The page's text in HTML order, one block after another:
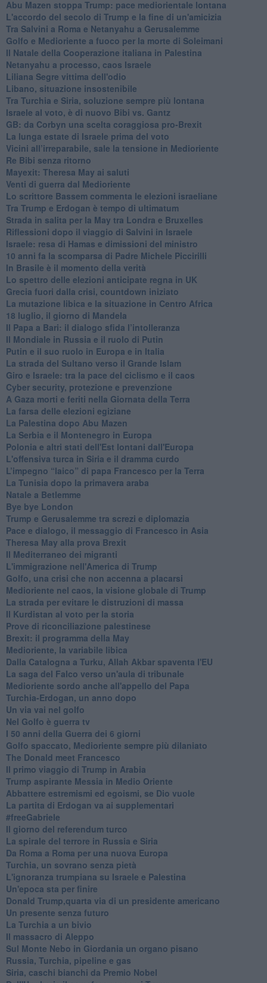
Abu Mazen stoppa Trump: pace mediorientale lontana
L'accordo del secolo di Trump e la fine di un'amicizia
Tra Salvini a Roma e Netanyahu a Gerusalemme
Golfo e Medioriente a fuoco per la morte di Soleimani
Il Natale della Cooperazione italiana in Palestina
Netanyahu a processo, caos Israele
Liliana Segre vittima dell'odio
Libano, situazione insostenibile
Tra Turchia e Siria, soluzione sempre più lontana
Israele al voto, è di nuovo Bibi vs. Gantz
GB: da Corbyn una scelta coraggiosa pro-Brexit
La lunga estate di Israele prima del voto
Vicini all’irreparabile, sale la tensione in Medioriente
Re Bibi senza ritorno
Mayexit: Theresa May ai saluti
Venti di guerra dal Medioriente
Lo scrittore Bassem commenta le elezioni israeliane
Tra Trump e Erdogan è tempo di ultimatum
Strada in salita per la May tra Londra e Bruxelles
Riflessioni dopo il viaggio di Salvini in Israele
Israele: resa di Hamas e dimissioni del ministro
10 anni fa la scomparsa di Padre Michele Piccirilli
In Brasile è il momento della verità
Lo spettro delle elezioni anticipate regna in UK
Grecia fuori dalla crisi, countdown iniziato
La mutazione libica e la situazione in Centro Africa
18 luglio, il giorno di Mandela
Il Papa a Bari: il dialogo sfida l’intolleranza
Il Mondiale in Russia e il ruolo di Putin
Putin e il suo ruolo in Europa e in Italia
La strada del Sultano verso il Grande Islam
Giro e Israele: tra la pace del ciclismo e il caos
Cyber security, protezione e prevenzione
A Gaza morti e feriti nella Giornata della Terra
La farsa delle elezioni egiziane
La Palestina dopo Abu Mazen
La Serbia e il Montenegro in Europa
Polonia e altri stati dell'Est lontani dall'Europa
L'offensiva turca in Siria e il dramma curdo
L’impegno “laico” di papa Francesco per la Terra
La Tunisia dopo la primavera araba
Natale a Betlemme
Bye bye London
Trump e Gerusalemme tra screzi e diplomazia
Pace e dialogo, il messaggio di Francesco in Asia
Theresa May alla prova Brexit
Il Mediterraneo dei migranti
L'immigrazione nell'America di Trump
Golfo, una crisi che non accenna a placarsi
Medioriente nel caos, la visione globale di Trump
La strada per evitare le distruzioni di massa
Il Kurdistan al voto per la storia
Prove di riconciliazione palestinese
Brexit: il programma della May
Medioriente, la variabile libica
Dalla Catalogna a Turku, Allah Akbar spaventa l'EU
La saga del Falco verso un'aula di tribunale
Medioriente sordo anche all'appello del Papa
Turchia-Erdogan, un anno dopo
Un via vai nel golfo
Nel Golfo è guerra tv
I 50 anni della Guerra dei 6 giorni
Golfo spaccato, Medioriente sempre più dilaniato
The Donald meet Francesco
Il primo viaggio di Trump in Arabia
Trump aspirante Messia in Medio Oriente
Abbattere estremismi ed egoismi, se Dio vuole
La partita di Erdogan va ai supplementari
#freeGabriele
Il giorno del referendum turco
La spirale del terrore in Russia e Siria
Da Roma a Roma per una nuova Europa
Turchia, un sovrano senza pietà
L'ignoranza trumpiana su Israele e Palestina
Un'epoca sta per finire
Donald Trump,quarta via di un presidente americano
Un presente senza futuro
La Turchia a un bivio
Il massacro di Aleppo
Sul Monte Nebo in Giordania un organo pisano
Russia, Turchia, pipeline e gas
Siria, caschi bianchi da Premio Nobel